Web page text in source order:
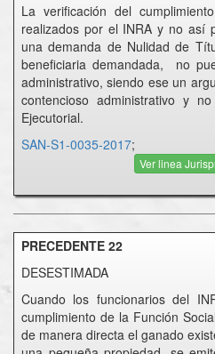
La verificación del
realizados por el INRA y no así
una demanda de Nulidad de
beneficiaria demandada, no
administrativo, siendo ese un
contencioso administrativo y
Ejecutorial.
SAN-S1-0035-2017;
Ver linea
PRECEDENTE 22
DESESTIMADA
Cuando los funcionarios del
cumplimiento de la Función
de manera directa el ganado